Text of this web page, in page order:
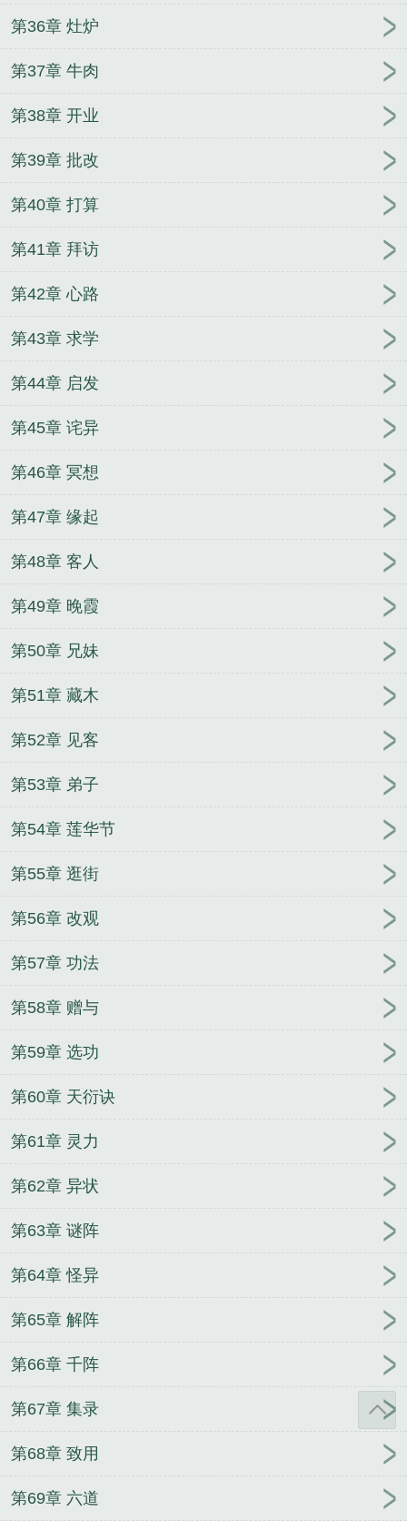
第36章 灶炉
第37章 牛肉
第38章 开业
第39章 批改
第40章 打算
第41章 拜访
第42章 心路
第43章 求学
第44章 启发
第45章 诧异
第46章 冥想
第47章 缘起
第48章 客人
第49章 晚霞
第50章 兄妹
第51章 藏木
第52章 见客
第53章 弟子
第54章 莲华节
第55章 逛街
第56章 改观
第57章 功法
第58章 赠与
第59章 选功
第60章 天衍诀
第61章 灵力
第62章 异状
第63章 谜阵
第64章 怪异
第65章 解阵
第66章 千阵
第67章 集录
第68章 致用
第69章 六道